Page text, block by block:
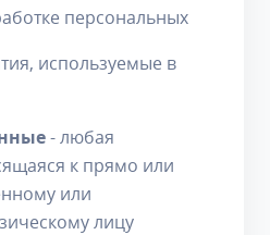
персональных
используемые в
- любая
к прямо или
или
лицу